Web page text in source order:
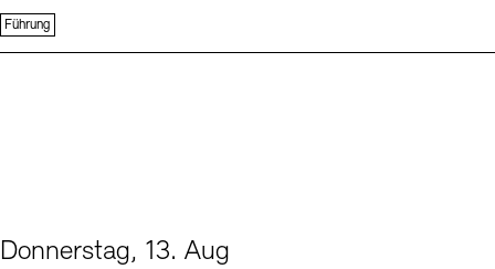
Führung
Donnerstag, 13. Aug